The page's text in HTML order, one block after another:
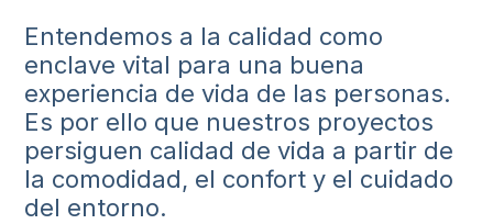
Entendemos a la calidad como
enclave vital para una buena
experiencia de vida de las personas.
Es por ello que nuestros proyectos
persiguen calidad de vida a partir de
la comodidad, el confort y el cuidado
del entorno.